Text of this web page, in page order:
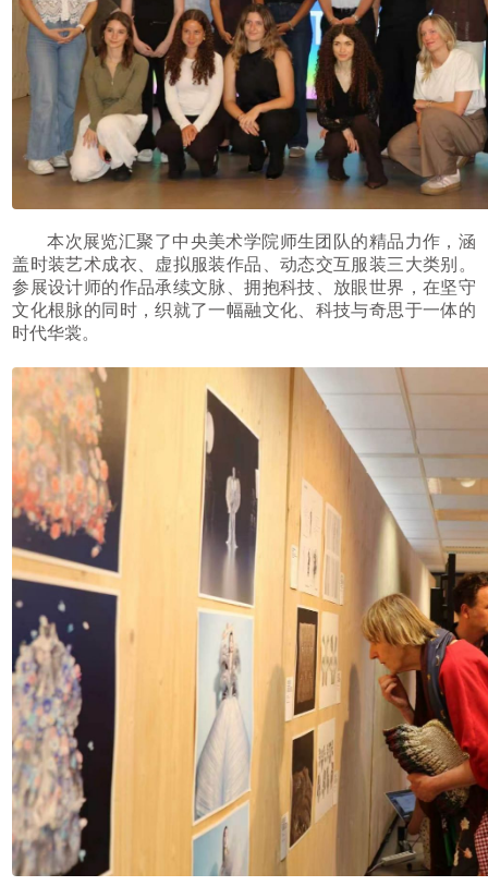
本次展览汇聚了中央美术学院师生团队的精品力作，涵
盖时装艺术成衣、虚拟服装作品、动态交互服装三大类别。
参展设计师的作品承续文脉、拥抱科技、放眼世界，在坚守
文化根脉的同时，织就了一幅融文化、科技与奇思于一体的
时代华裳。